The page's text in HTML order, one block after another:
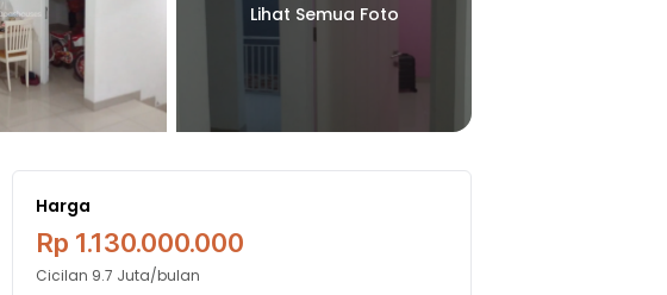
Lihat Semua Foto
Harga
Rp 1.130.000.000
Cicilan 9.7 Juta/bulan